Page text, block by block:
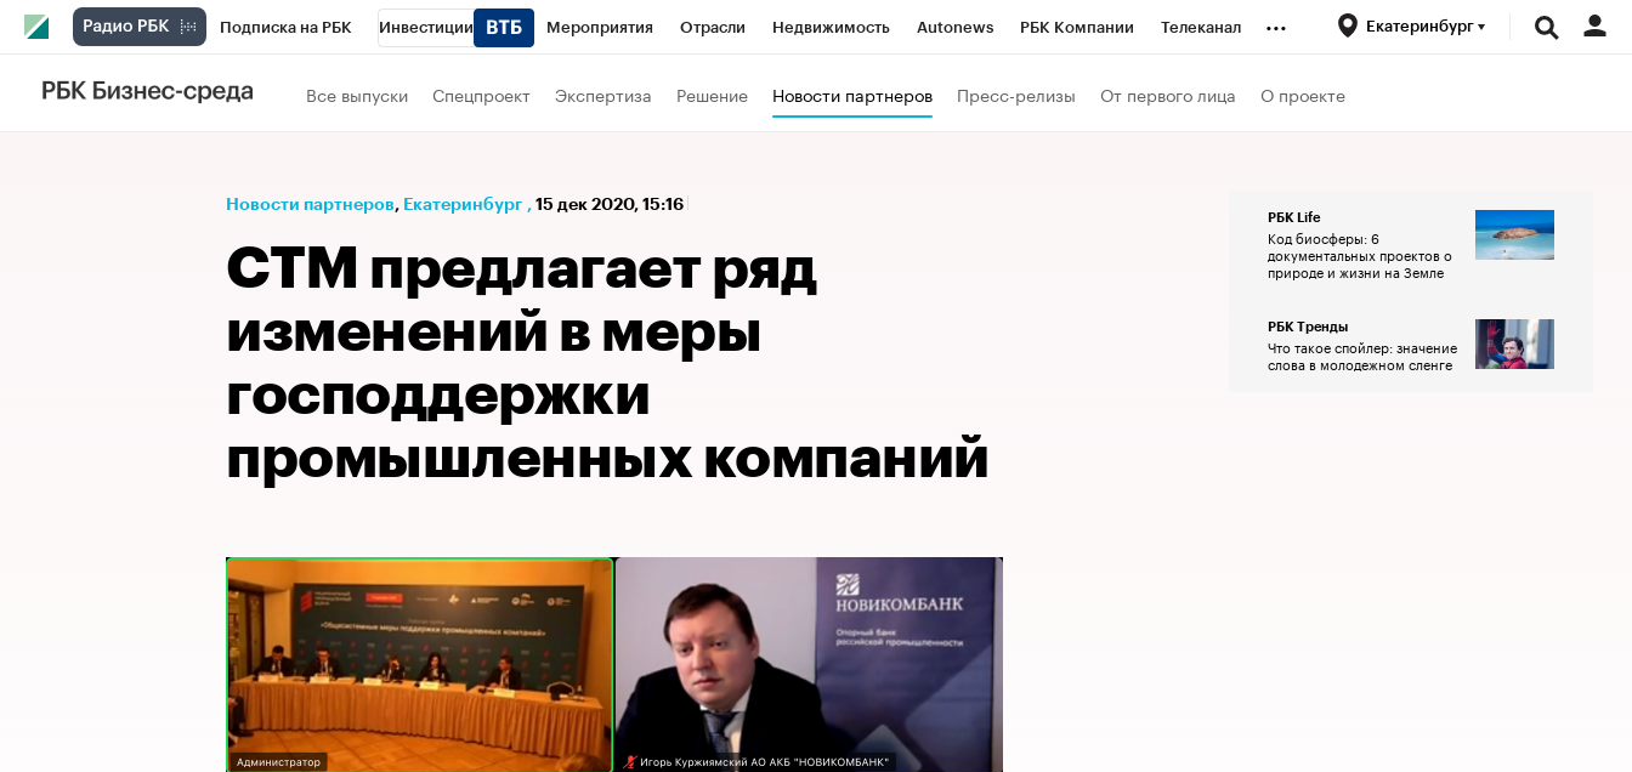
Подписка на РБК Инвестиции Мероприятия Отрасли Недвижимость Autonews РБК Компании Телеканал
РБК Вино
Проверка контрагентов
... Екатеринбург
Все выпуски Спецпроект Экспертиза Решение Новости партнеров Пресс-релизы От первого лица О проекте
Новости партнеров⁠, Екатеринбург , 15 дек 2020, 15:16
СТМ предлагает ряд
изменений в меры
господдержки
промышленных компаний
РБК Life
Код биосферы: 6
документальных проектов о
природе и жизни на Земле
РБК Тренды
Что такое спойлер: значение
слова в молодежном сленге